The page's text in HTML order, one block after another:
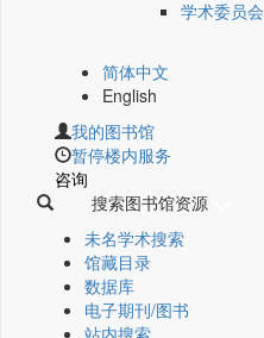
学术委员会
简体中文
English
我的图书馆
暂停楼内服务
咨询
搜索图书馆资源
未名学术搜索
馆藏目录
数据库
电子期刊/图书